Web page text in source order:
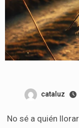
cataluz
No sé a quién llorará mi último pañuelo. Ya se fueron los